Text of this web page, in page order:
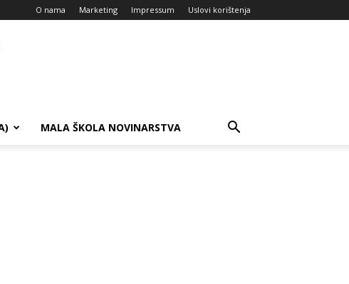
O nama Marketing Impressum Uslovi korištenja
MALA ŠKOLA NOVINARSTVA